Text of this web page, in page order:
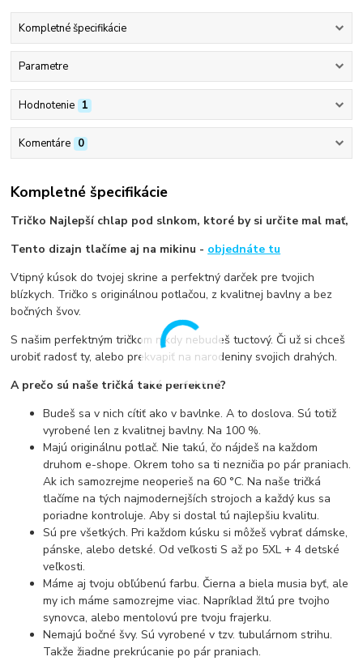
Kompletné špecifikácie
Parametre
Hodnotenie 1
Komentáre 0
Kompletné špecifikácie
Tričko Najlepší chlap pod slnkom, ktoré by si určite mal mať,
Tento dizajn tlačíme aj na mikinu - objednáte tu
Vtipný kúsok do tvojej skrine a perfektný darček pre tvojich
blízkych. Tričko s originálnou potlačou, z kvalitnej bavlny a bez
bočných švov.
S našim perfektným tričkom nikdy nebudeš tuctový. Či už si chceš
urobiť radosť ty, alebo prekvapiť na narodeniny svojich drahých.
A prečo sú naše tričká také perfektné?
Budeš sa v nich cítiť ako v bavlnke. A to doslova. Sú totiž
vyrobené len z kvalitnej bavlny. Na 100 %.
Majú originálnu potlač. Nie takú, čo nájdeš na každom
druhom e-shope. Okrem toho sa ti nezničia po pár praniach.
Ak ich samozrejme neoperieš na 60 °C. Na naše tričká
tlačíme na tých najmodernejších strojoch a každý kus sa
poriadne kontroluje. Aby si dostal tú najlepšiu kvalitu.
Sú pre všetkých. Pri každom kúsku si môžeš vybrať dámske,
pánske, alebo detské. Od veľkosti S až po 5XL + 4 detské
veľkosti.
Máme aj tvoju obľúbenú farbu. Čierna a biela musia byť, ale
my ich máme samozrejme viac. Napríklad žltú pre tvojho
synovca, alebo mentolovú pre tvoju frajerku.
Nemajú bočné švy. Sú vyrobené v tzv. tubulárnom strihu.
Takže žiadne prekrúcanie po pár praniach.